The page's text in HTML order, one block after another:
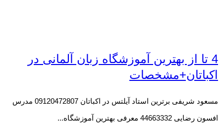
4 تا از بهترین آموزشگاه زبان آلمانی در
اکباتان+مشخصات
مسعود شریفی برترین استاد آیلتس در اکباتان 09120472807 مدرس
افسون رضایی 44663332 معرفی بهترین آموزشگاه...